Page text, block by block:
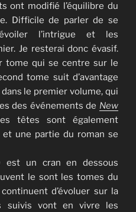
ont modifié l’équilibre du
Difficile de parler de se
l’intrigue et les
Je resterai donc évasif.
tome qui se centre sur le
tome suit d’avantage
le premier volume, qui
des événements de New
têtes sont également
et une partie du roman se
est un cran en dessous
le sont les tomes du
d’évoluer sur la
suivis vont en vivre les